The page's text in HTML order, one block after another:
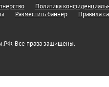
Политика
Разместить баннер Правила
Все права защищены.